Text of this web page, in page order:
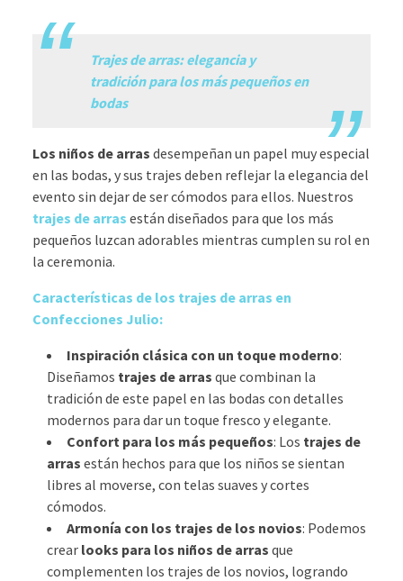
Trajes de arras: elegancia y
tradición para los más pequeños en
bodas
Los niños de arras desempeñan un papel muy especial
en las bodas, y sus trajes deben reflejar la elegancia del
evento sin dejar de ser cómodos para ellos. Nuestros
trajes de arras están diseñados para que los más
pequeños luzcan adorables mientras cumplen su rol en
la ceremonia.
Características de los trajes de arras en
Confecciones Julio:
Inspiración clásica con un toque moderno:
Diseñamos trajes de arras que combinan la
tradición de este papel en las bodas con detalles
modernos para dar un toque fresco y elegante.
Confort para los más pequeños: Los trajes de
arras están hechos para que los niños se sientan
libres al moverse, con telas suaves y cortes
cómodos.
Armonía con los trajes de los novios: Podemos
crear looks para los niños de arras que
complementen los trajes de los novios, logrando